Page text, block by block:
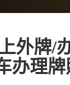
外牌/
办理牌